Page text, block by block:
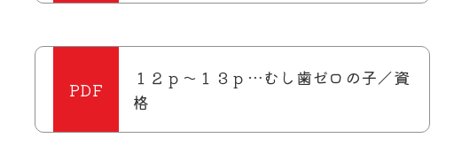
１２ｐ～１３ｐ…むし歯ゼロの子／資
格